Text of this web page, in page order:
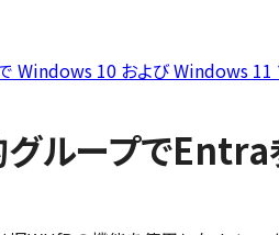
Windows 10 および Windows 11
ループでEntra